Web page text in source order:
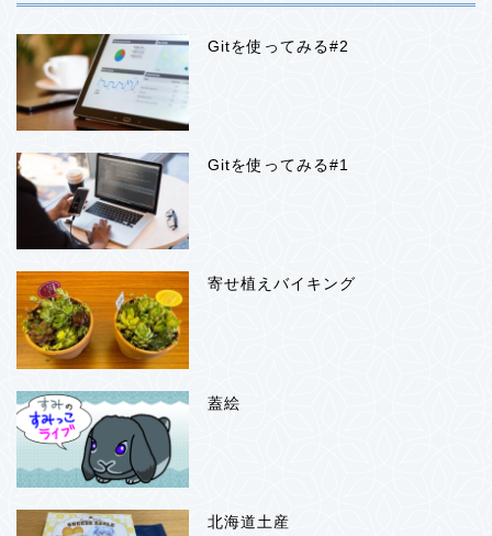
Gitを使ってみる#2
Gitを使ってみる#1
寄せ植えバイキング
蓋絵
北海道土産